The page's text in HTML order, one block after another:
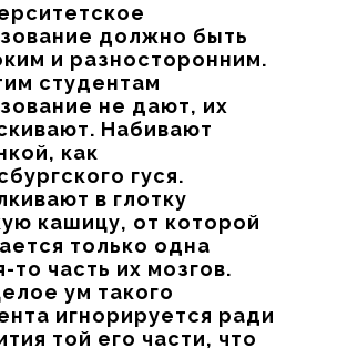
должно быть
и разносторонним.
студентам
не дают, их
Набивают
как
гуся.
в глотку
кашицу, от которой
только одна
то часть их мозгов.
ум такого
игнорируется ради
той его части, что